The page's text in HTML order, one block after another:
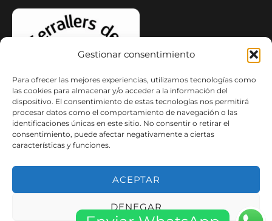
Gestionar consentimiento
Para ofrecer las mejores experiencias, utilizamos tecnologías como
las cookies para almacenar y/o acceder a la información del
dispositivo. El consentimiento de estas tecnologías nos permitirá
procesar datos como el comportamiento de navegación o las
identificaciones únicas en este sitio. No consentir o retirar el
consentimiento, puede afectar negativamente a ciertas
características y funciones.
ACEPTAR
DENEGAR
Copyright © 2026 MC Cerrajeria 24H Cerrajeros | Persianas de
Local y Casa | Puertas Blindadas y Acorazadas | Rejas | Puertas
Sitemap·Gastos de Envíos·Devoluciones